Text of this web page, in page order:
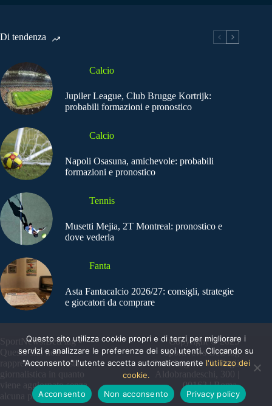
Di tendenza
Calcio
Jupiler League, Club Brugge Kortrijk:
probabili formazioni e pronostico
Calcio
Napoli Osasuna, amichevole: probabili
formazioni e pronostico
Tennis
Musetti Mejia, 2T Montreal: pronostico e
dove vederla
Fanta
Asta Fantacalcio 2026/27: consigli, strategie
e giocatori da comprare
SportNews.BetFlag -
Questo sito non
rappresenta una testata
giornalistica in quanto
viene aggiornato senza
alcuna periodicità
Copyright © 2025
SportNews BetFlag
Sede Legale: Via degli
Aldobrandeschi, 300 |
00163 | Roma
Questo sito utilizza cookie propri e di terzi per migliorare i
servizi e analizzare le preferenze dei suoi utenti. Cliccando su
"Acconsento" l'utente accetta automaticamente l'utilizzo dei
cookie.
Acconsento
Non acconsento Privacy policy